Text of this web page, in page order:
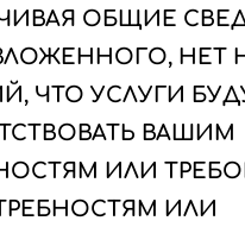
ОБЩИЕ
НЕТ
ЧТО УСЛУГИ
ВАШИМ
ИЛИ
ИЛИ